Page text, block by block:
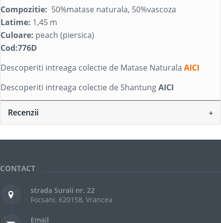
Compozitie: 50%matase naturala, 50%vascoza
Latime: 1,45 m
Culoare: peach (piersica)
Cod:776D
Descoperiti intreaga colectie de Matase Naturala AICI
Descoperiti intreaga colectie de ShantungAICI
Recenzii
CONTACT
strada Suraii nr. 22
Focsani, 620158, Vrancea
Email